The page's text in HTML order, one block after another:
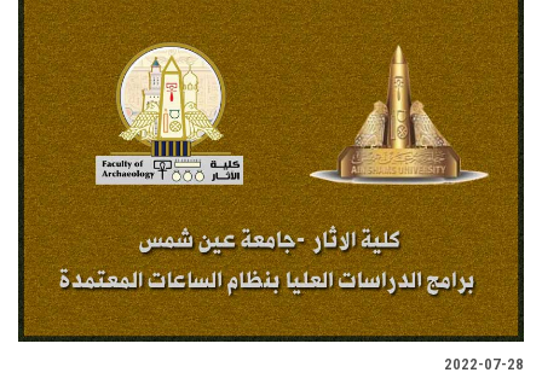
2022-07-28